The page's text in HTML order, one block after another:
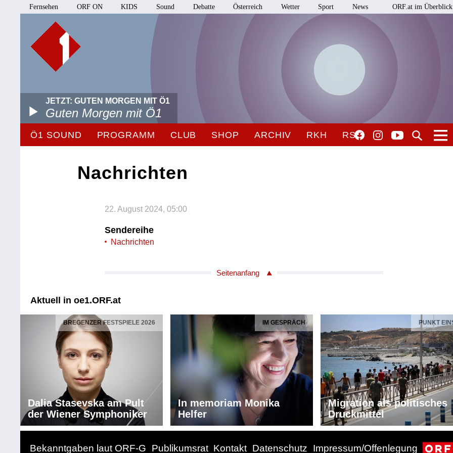
Fernsehen ORF ON KIDS Sound Debatte Österreich Wetter Sport News ORF.at im Überblick
JETZT: GUTEN MORGEN MIT Ö1
Guten Morgen mit Ö1
Ö1 SOUND PROGRAMM CLUB SHOP ARCHIV RKH RSO
Nachrichten
22. August 2024, 05:00
Sendereihe
Nachrichten
Seitenanfang
Aktuell in oe1.ORF.at
BREGENZER FESTSPIELE 2026
Dalia Stasevska am Pult
der Wiener Symphoniker
IM GESPRÄCH
In memoriam Monika
Helfer
PUNKT
Migration als politisches
Druckmittel
Bekanntgaben laut ORF-G Publikumsrat Kontakt Datenschutz Impressum/Offenlegung